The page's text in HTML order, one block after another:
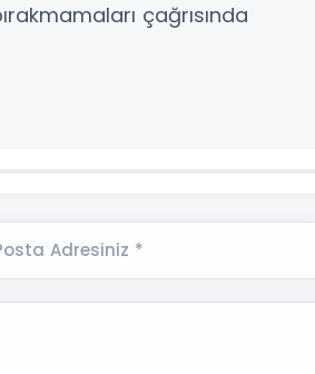
çağrısında
Adresiniz *